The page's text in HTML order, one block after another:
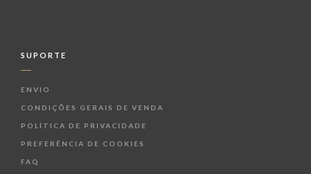
SUPORTE
ENVIO
CONDIÇÕES GERAIS DE VENDA
POLÍTICA DE PRIVACIDADE
PREFERÊNCIA DE COOKIES
FAQ